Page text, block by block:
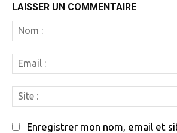
LAISSER UN COMMENTAIRE
Enregistrer mon nom, email et